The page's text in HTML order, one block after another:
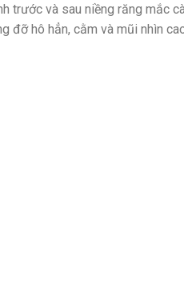
trước và sau niềng răng mắc
đỡ hô hẳn, cằm và mũi nhìn